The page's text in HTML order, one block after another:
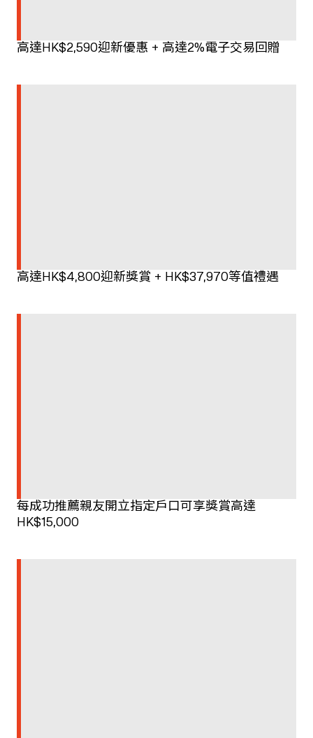
高達HK$2,590迎新優惠 + 高達2%電子交易回贈
高達HK$4,800迎新獎賞 + HK$37,970等值禮遇
每成功推薦親友開立指定戶口可享獎賞高達
HK$15,000